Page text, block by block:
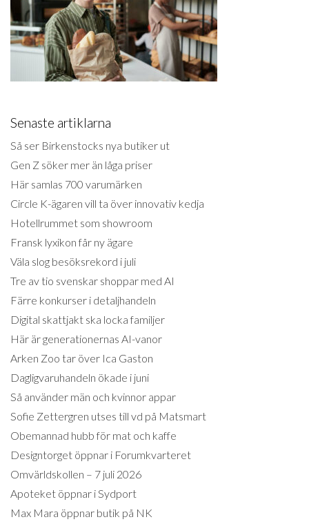
Senaste artiklarna
Så ser Birkenstocks nya butiker ut
Gen Z söker mer än låga priser
Här samlas 700 varumärken
Circle K-ägaren vill ta över innovativ kedja
Hotellrummet som showroom
Fransk lyxikon får ny ägare
Väla slog besöksrekord i juli
Tre av tio svenskar shoppar med AI
Färre konkurser i detaljhandeln
Digital skattjakt ska locka familjer
Här är generationernas AI-vanor
Arken Zoo tar över Ica Gaston
Dagligvaruhandeln ökade i juni
Så använder män och kvinnor appar
Sofie Zettergren utses till vd på Matsmart
Obemannad hubb för mat och kaffe
Designtorget öppnar i Forumkvarteret
Omvärldskollen – 7 juli 2026
Apoteket öppnar i Sydport
Max Mara öppnar butik på NK